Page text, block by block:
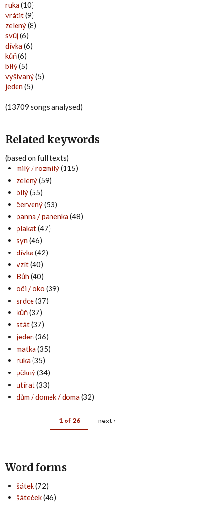
ruka(10)
vrátit(9)
zelený(8)
svůj(6)
dívka(6)
kůň(6)
bíłý(5)
vyšívaný(5)
jeden(5)
(13709 songs analysed)
Related keywords
(based on full texts)
milý / rozmilý(115)
zelený(59)
bílý(55)
červený(53)
panna / panenka(48)
plakat(47)
syn(46)
dívka(42)
vzít(40)
Bůh(40)
oči / oko (39)
srdce(37)
kůň(37)
stát(37)
jeden(36)
matka(35)
ruka(35)
pěkný(34)
utírat(33)
dům / domek / doma(32)
1 of 26 next ›
Word forms
šátek(72)
šáteček(46)